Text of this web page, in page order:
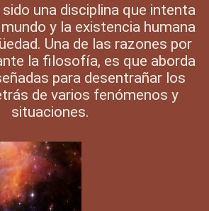
una disciplina que intenta
y la existencia humana
Una de las razones por
la filosofía, es que aborda
para desentrañar los
de varios fenómenos y
situaciones.